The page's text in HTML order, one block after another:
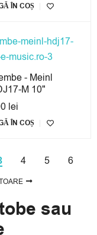
ÎN COȘ
- Meinl
M 10"
lei
ÎN COȘ
4 5
6
sau